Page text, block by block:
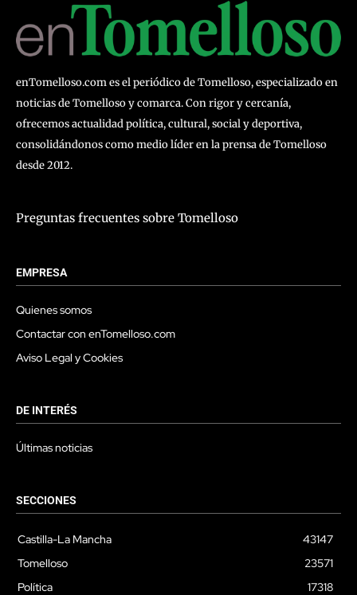
enTomelloso.com es el periódico de Tomelloso, especializado en
noticias de Tomelloso y comarca. Con rigor y cercanía,
ofrecemos actualidad política, cultural, social y deportiva,
consolidándonos como medio líder en la prensa de Tomelloso
desde 2012.
Preguntas frecuentes sobre Tomelloso
EMPRESA
Quienes somos
Contactar con enTomelloso.com
Aviso Legal y Cookies
DE INTERÉS
Últimas noticias
SECCIONES
Castilla-La Mancha
43147
Tomelloso
23571
Política
17318